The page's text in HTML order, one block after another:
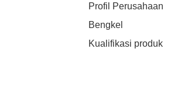
Profil Perusahaan
Bengkel
Kualifikasi produk